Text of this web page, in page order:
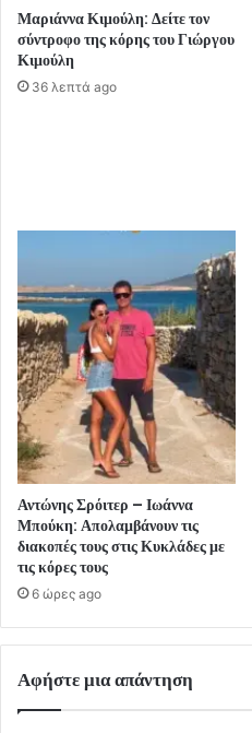
Μαριάννα Κιμούλη: Δείτε τον
σύντροφο της κόρης του Γιώργου
Κιμούλη
36 λεπτά ago
Αντώνης Σρόιτερ – Ιωάννα
Μπούκη: Απολαμβάνουν τις
διακοπές τους στις Κυκλάδες με
τις κόρες τους
6 ώρες ago
Αφήστε μια απάντηση